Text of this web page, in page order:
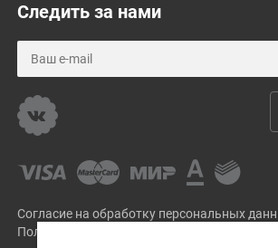
Следить за нами
Согласие на обработку персональных
Политика Конфиденциальности